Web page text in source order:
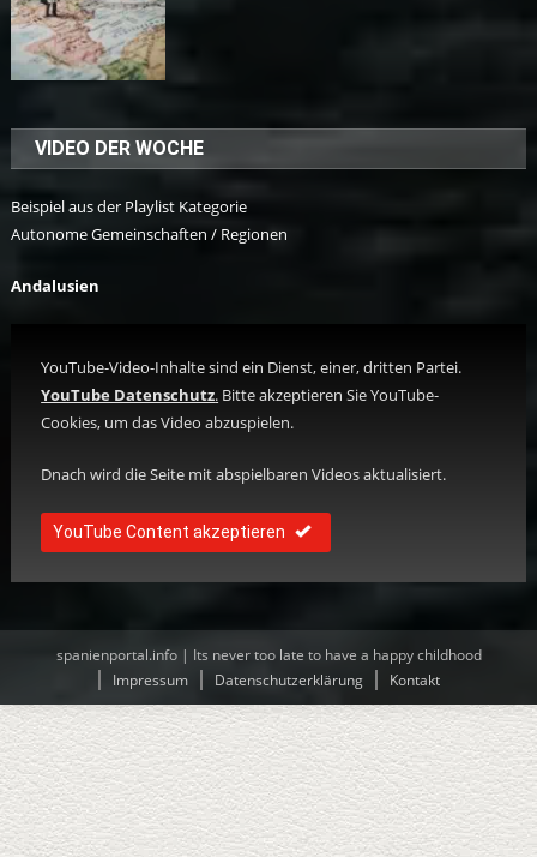
VIDEO DER WOCHE
Beispiel aus der Playlist Kategorie
Autonome Gemeinschaften / Regionen
Andalusien
YouTube-Video-Inhalte sind ein Dienst, einer, dritten Partei.
YouTube Datenschutz. Bitte akzeptieren Sie YouTube-
Cookies, um das Video abzuspielen.
Dnach wird die Seite mit abspielbaren Videos aktualisiert.
YouTube Content akzeptieren
spanienportal.info | Its never too late to have a happy childhood
Impressum
Datenschutzerklärung Kontakt